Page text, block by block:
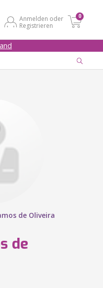
Anmelden oder
Registrieren
0
de Oliveira
de